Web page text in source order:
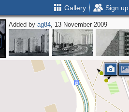
Gallery Sign up
Added byag84, 13 November 2009